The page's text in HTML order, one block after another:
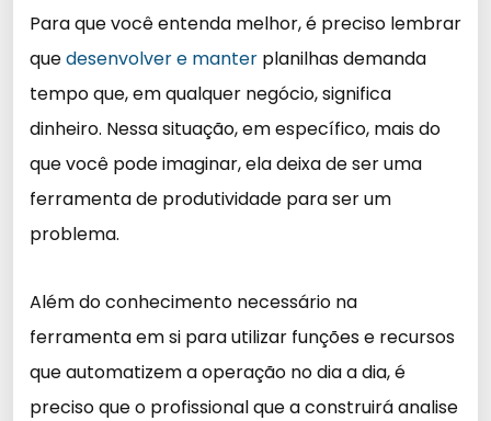
Para que você entenda melhor, é preciso lembrar
quedesenvolver e manter planilhas demanda
tempo que, em qualquer negócio, significa
dinheiro. Nessa situação, em específico, mais do
que você pode imaginar, ela deixa de ser uma
ferramenta de produtividade para ser um
problema.
Além do conhecimento necessário na
ferramenta em si para utilizar funções e recursos
que automatizem a operação no dia a dia, é
preciso que o profissional que a construirá analise